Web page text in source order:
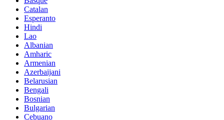
Catalan
Esperanto
Hindi
Lao
Albanian
Amharic
Armenian
Azerbaijani
Belarusian
Bengali
Bosnian
Bulgarian
Cebuano